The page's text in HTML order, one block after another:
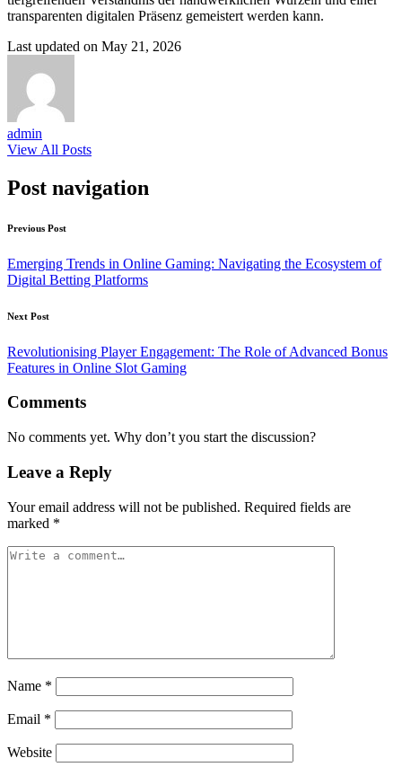
transparenten digitalen Präsenz gemeistert werden kann.
Last updated on May 21, 2026
admin
View All Posts
Post navigation
Previous Post
Emerging Trends in Online Gaming: Navigating the Ecosystem of
Digital Betting Platforms
Next Post
Revolutionising Player Engagement: The Role of Advanced Bonus
Features in Online Slot Gaming
Comments
No comments yet. Why don’t you start the discussion?
Leave a Reply
Your email address will not be published. Required fields are
marked *
Name *
Email *
Website